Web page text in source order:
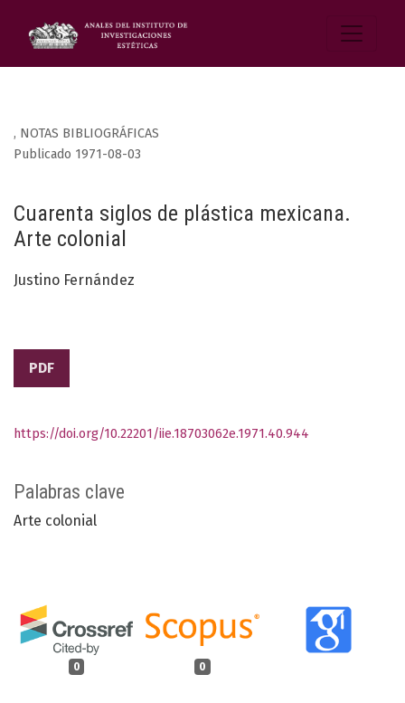
, NOTAS BIBLIOGRÁFICAS
Cuarenta siglos de plástica mexicana.
Arte colonial
Publicado 1971-08-03
Justino Fernández
PDF
Palabras clave
Arte colonial
0 0
https://doi.org/10.22201/iie.18703062e.1971.40.944